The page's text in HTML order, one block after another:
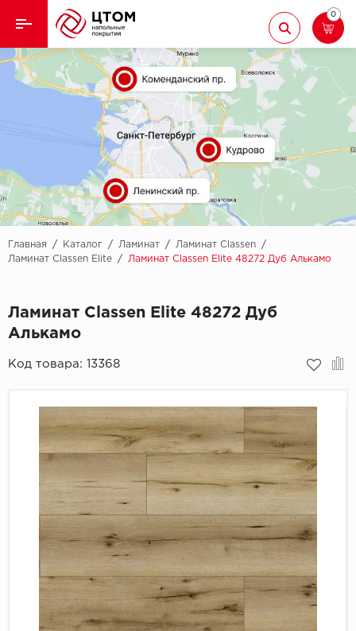
Назад
Кварцвиниловая плитка
Назад
Aberhof
Adelar
Alfa
AllureFloor
Alpine floor
Arbiton
Bonkeel
Classen
CorkArt Vinyl
CronaFloor
Damy Floor
Ламинат
Ковролин
Линолеум
Паркет
Плинтус
0
Главная / Каталог / Ламинат / Ламинат Classen
/
Ламинат Classen Elite
/ Ламинат Classen Elite 48272 Дуб Алькамо
Ламинат Classen Elite 48272 Дуб
Алькамо
Код товара: 13368